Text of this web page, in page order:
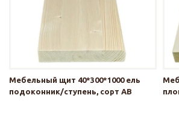
Мебельный щит 40*300*1000 ель
подоконник/ступень, сорт АВ